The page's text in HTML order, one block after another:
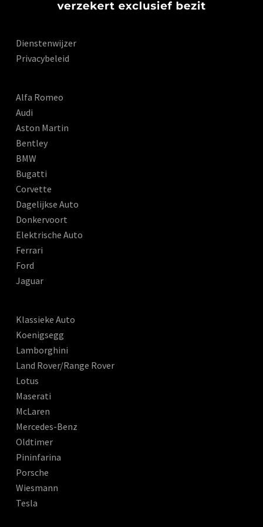
Dienstenwijzer
Privacybeleid
Alfa Romeo
Audi
Aston Martin
Bentley
BMW
Bugatti
Corvette
Dagelijkse Auto
Donkervoort
Elektrische Auto
Ferrari
Ford
Jaguar
Klassieke Auto
Koenigsegg
Lamborghini
Land Rover/Range Rover
Lotus
Maserati
McLaren
Mercedes-Benz
Oldtimer
Pininfarina
Porsche
Wiesmann
Tesla